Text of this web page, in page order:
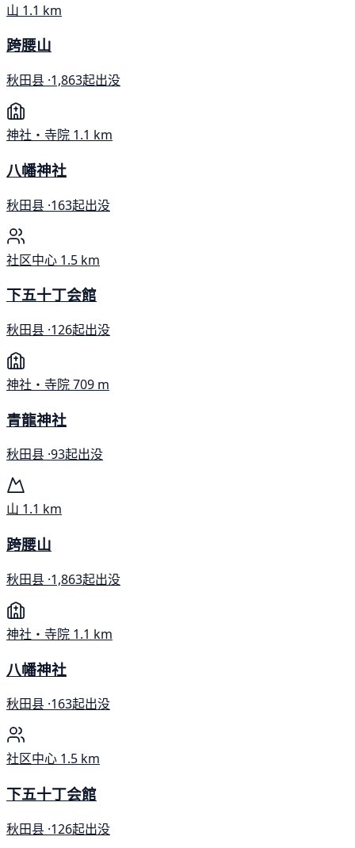
山 1.1 km
跨腰山
秋田县 ·1,863起出没
神社・寺院 1.1 km
八幡神社
秋田县 ·163起出没
社区中心 1.5 km
下五十丁会館
秋田县 ·126起出没
神社・寺院709 m
青龍神社
秋田县 ·93起出没
山 1.1 km
跨腰山
秋田县 ·1,863起出没
神社・寺院 1.1 km
八幡神社
秋田县 ·163起出没
社区中心 1.5 km
下五十丁会館
秋田县 ·126起出没